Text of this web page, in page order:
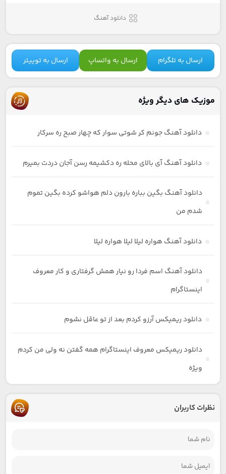
دانلود آهنگ
ارسال به تلگرام ارسال به واتساپ ارسال به توییتر
موزیک های دیگر ویژه
دانلود آهنگ جونم کر شوتی سوار که چهار صبح ره سرکار
دانلود آهنگ آی بالای محله ره دکشیمه رسن آجان دردت بمیرم
دانلود آهنگ بگین بباره بارون دلم هواشو کرده بگین تموم
شدم من
دانلود آهنگ هواره لیلا لیلا هواره لیلا
دانلود آهنگ اسم فردا رو نیار همش گرفتاری و کار معروف
اینستاگرام
دانلود ریمیکس آرزو کردم بعد از تو عاقل نشوم
دانلود ریمیکس معروف اینستاگرام همه گفتن نه ولی من کردم
ویژه
نظرات کاربران